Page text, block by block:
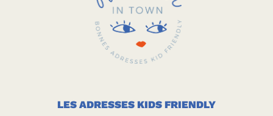
LES ADRESSES KIDS FRIENDLY